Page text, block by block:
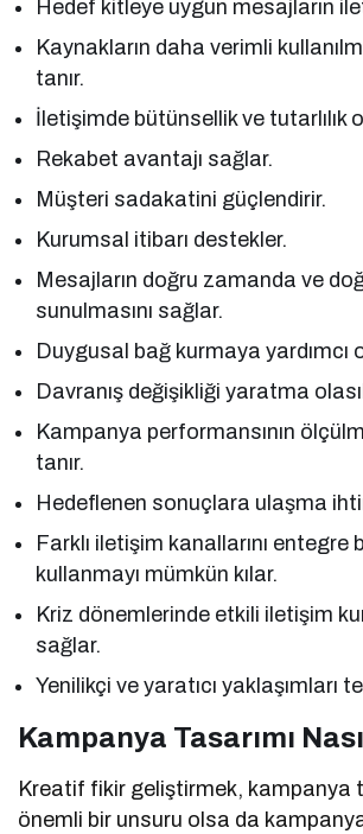
Hedef kitleye uygun mesajların
Kaynakların daha verimli
tanır.
İletişimde bütünsellik ve tutarlılık
Rekabet avantajı sağlar.
Müşteri sadakatini güçlendirir.
Kurumsal itibarı destekler.
Mesajların doğru zamanda ve
sunulmasını sağlar.
Duygusal bağ kurmaya yardımcı
Davranış değişikliği yaratma
Kampanya performansının
tanır.
Hedeflenen sonuçlara ulaşma
Farklı iletişim kanallarını entegre
kullanmayı mümkün kılar.
Kriz dönemlerinde etkili iletişim
sağlar.
Yenilikçi ve yaratıcı yaklaşımları
Kampanya Tasarımı
Kreatif fikir geliştirmek, kampanya
önemli bir unsuru olsa da